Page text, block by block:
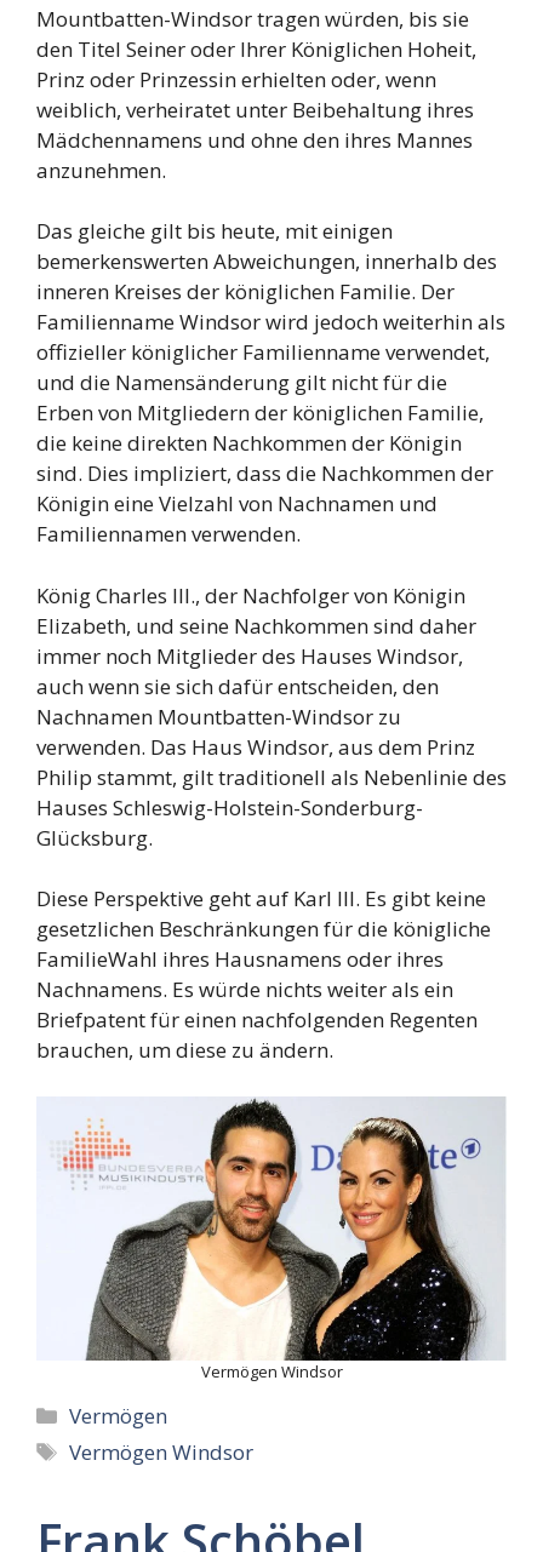
Mountbatten-Windsor tragen würden, bis sie
den Titel Seiner oder Ihrer Königlichen Hoheit,
Prinz oder Prinzessin erhielten oder, wenn
weiblich, verheiratet unter Beibehaltung ihres
Mädchennamens und ohne den ihres Mannes
anzunehmen.
Das gleiche gilt bis heute, mit einigen
bemerkenswerten Abweichungen, innerhalb des
inneren Kreises der königlichen Familie. Der
Familienname Windsor wird jedoch weiterhin als
offizieller königlicher Familienname verwendet,
und die Namensänderung gilt nicht für die
Erben von Mitgliedern der königlichen Familie,
die keine direkten Nachkommen der Königin
sind. Dies impliziert, dass die Nachkommen der
Königin eine Vielzahl von Nachnamen und
Familiennamen verwenden.
König Charles III., der Nachfolger von Königin
Elizabeth, und seine Nachkommen sind daher
immer noch Mitglieder des Hauses Windsor,
auch wenn sie sich dafür entscheiden, den
Nachnamen Mountbatten-Windsor zu
verwenden. Das Haus Windsor, aus dem Prinz
Philip stammt, gilt traditionell als Nebenlinie des
Hauses Schleswig-Holstein-Sonderburg-
Glücksburg.
Diese Perspektive geht auf Karl III. Es gibt keine
gesetzlichen Beschränkungen für die königliche
FamilieWahl ihres Hausnamens oder ihres
Nachnamens. Es würde nichts weiter als ein
Briefpatent für einen nachfolgenden Regenten
brauchen, um diese zu ändern.
Vermögen Windsor
Categories
Vermögen
Tags
Vermögen Windsor